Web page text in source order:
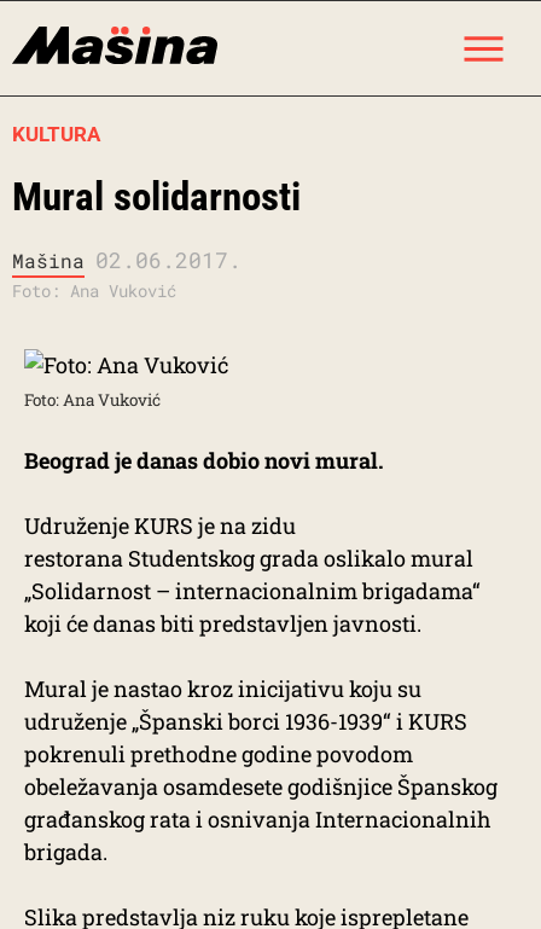
KULTURA
Mural solidarnosti
Mašina 02.06.2017.
Foto: Ana Vuković
Foto: Ana Vuković
Beograd je danas dobio novi mural.
Udruženje KURS je na zidu
restorana Studentskog grada oslikalo mural
„Solidarnost – internacionalnim brigadama“
koji će danas biti predstavljen javnosti.
Mural je nastao kroz inicijativu koju su
udruženje „Španski borci 1936-1939“ i KURS
pokrenuli prethodne godine povodom
obeležavanja osamdesete godišnjice Španskog
građanskog rata i osnivanja Internacionalnih
brigada.
Slika predstavlja niz ruku koje isprepletane